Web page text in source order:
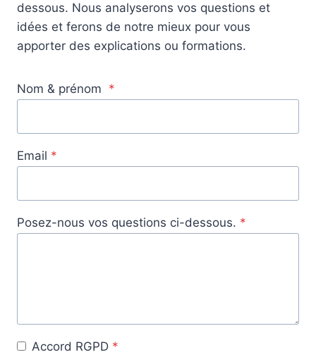
dessous. Nous analyserons vos questions et
idées et ferons de notre mieux pour vous
apporter des explications ou formations.
Nom & prénom *
Email *
Posez-nous vos questions ci-dessous. *
Accord RGPD *